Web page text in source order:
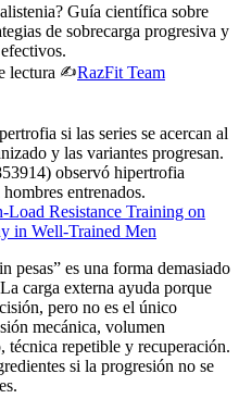
Guía científica sobre
de sobrecarga progresiva y
lectura ✍️RazFit Team
si las series se acercan al
y las variantes progresan.
observó hipertrofia
entrenados.
Resistance Training on
in Well-Trained Men
pesas” es una forma demasiado
carga externa ayuda porque
pero no es el único
mecánica, volumen
técnica repetible y recuperación.
si la progresión no se